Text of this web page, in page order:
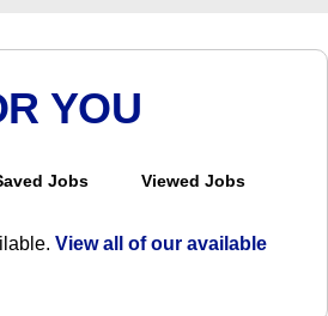
YOU
Jobs Viewed Jobs
View all of our available